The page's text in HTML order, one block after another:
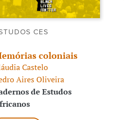
CES
coloniais
Castelo
Aires Oliveira
de Estudos